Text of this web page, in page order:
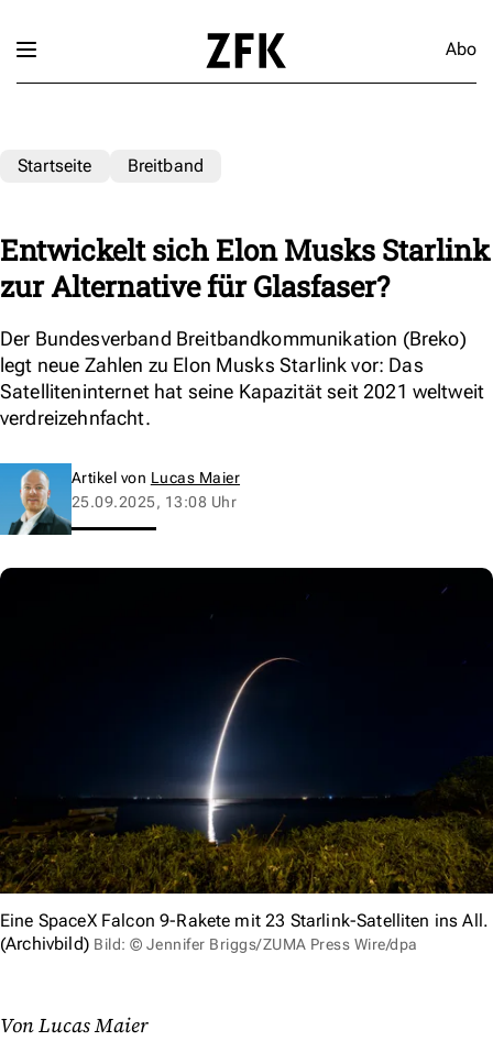
Abo
Startseite Breitband
Entwickelt sich Elon Musks Starlink
zur Alternative für Glasfaser?
Der Bundesverband Breitbandkommunikation (Breko)
legt neue Zahlen zu Elon Musks Starlink vor: Das
Satelliteninternet hat seine Kapazität seit 2021 weltweit
verdreizehnfacht.
Artikel von Lucas Maier
25.09.2025, 13:08 Uhr
Eine SpaceX Falcon 9-Rakete mit 23 Starlink-Satelliten ins All.
(Archivbild) Bild: © Jennifer Briggs/ZUMA Press Wire/dpa
Von Lucas Maier